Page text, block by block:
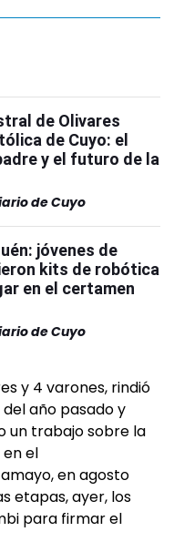
de Olivares
de Cuyo: el
y el futuro de la
de Cuyo
jóvenes de
kits de robótica
en el certamen
de Cuyo
y 4 varones, rindió
año pasado y
un trabajo sobre la
el
en agosto
etapas, ayer, los
para firmar el